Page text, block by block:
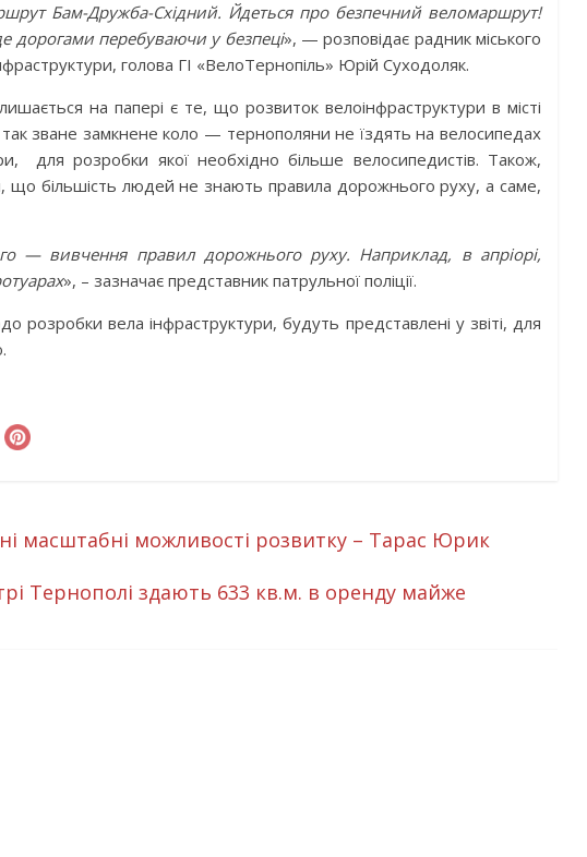
Бам-Дружба-Східний. Йдеться про безпечний веломаршрут!
дорогами перебуваючи у безпеці», — розповідає радник міського
голова ГІ «ВелоТернопіль» Юрій Суходоляк.
на папері є те, що розвиток велоінфраструктури в місті
так зване замкнене коло — тернополяни не їздять на велосипедах
для розробки якої необхідно більше велосипедистів. Також,
що більшість людей не знають правила дорожнього руху, а саме,
— вивчення правил дорожнього руху. Наприклад, в апріорі,
», – зазначає представник патрульної поліції.
розробки вела інфраструктури, будуть представлені у звіті, для
масштабні можливості розвитку – Тарас Юрик
Тернополі здають 633 кв.м. в оренду майже